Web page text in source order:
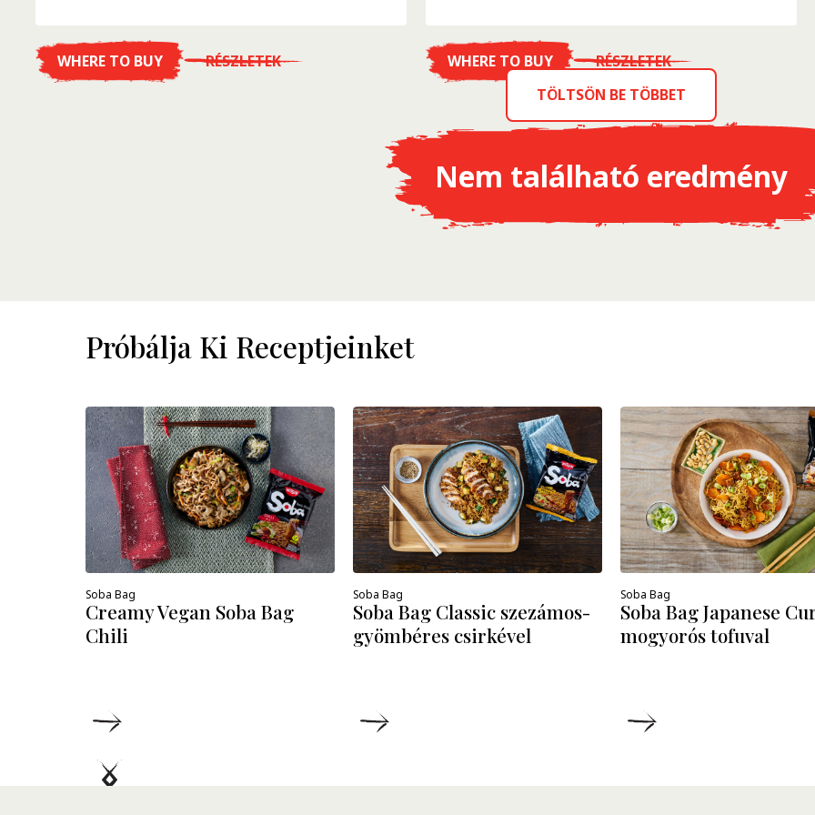
WHERE TO BUY RÉSZLETEK WHERE TO BUY
RÉSZLETEK
TÖLTSÖN BE TÖBBET
Nem található eredmény
Próbálja Ki Receptjeinket
Soba Bag
Creamy Vegan Soba Bag
Chili
Soba Bag
Soba Bag Classic szezámos-
gyömbéres csirkével
Soba Bag
Soba Bag Japanese
mogyorós tofuval